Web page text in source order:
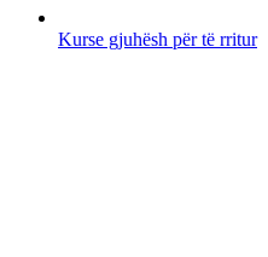
Kurse gjuhësh për të rritur